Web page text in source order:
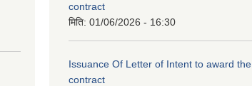
contract
मिति: 01/06/2026 - 16:30
Issuance Of Letter of Intent to award the
contract